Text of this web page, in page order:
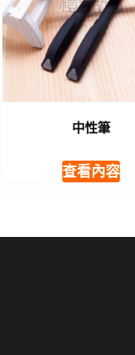
中性筆
查看內容